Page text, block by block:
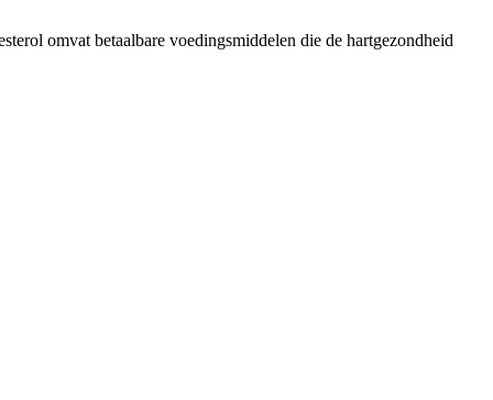
omvat betaalbare voedingsmiddelen die de hartgezondheid